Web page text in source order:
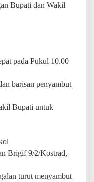
Bupati dan Wakil
pada Pukul 10.00
barisan penyambut
Bupati untuk
Brigif 9/2/Kostrad,
turut menyambut